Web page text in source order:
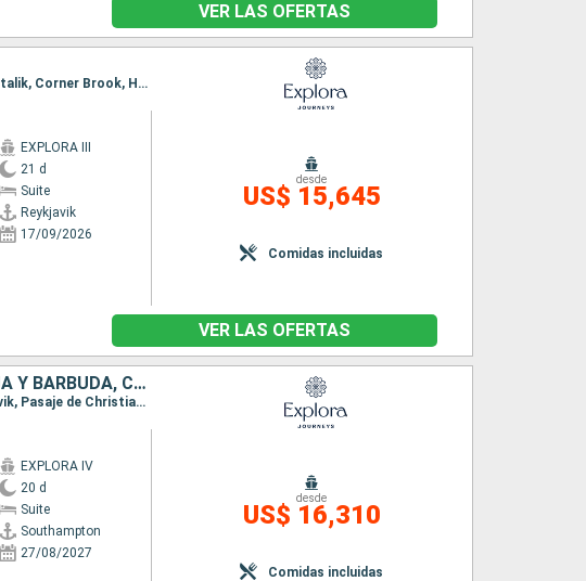
VER LAS OFERTAS
Itinerario : Reykjavik, Isafjordhur, Pasaje de Christian Sund, Paamiut, Nanortalik, Corner Brook, Havre Saint Pierre, Quebec, |La baie, Siete Islas, Charlottetown, Sidney, Halifax, Newport, Nueva York
EXPLORA III
21 d
Suite
Reykjavik
17/09/2026
desde
US$ 15,645
Comidas incluidas
VER LAS OFERTAS
IRLANDA, REINO UNIDO, ISLANDIA, GROENLANDIA, ANTIGUA Y BARBUDA, CANADÁ
Itinerario : Southampton, Belfast, Stornoway, Akureyri, Isafjordhur, Reykjavik, Pasaje de Christian Sund, Paamiut, Qaqortoq, Saint John's, Saint-Pierre (Martinique), Quebec
EXPLORA IV
20 d
Suite
Southampton
27/08/2027
desde
US$ 16,310
Comidas incluidas